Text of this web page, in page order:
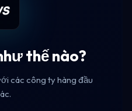
thế nào?
các công ty hàng đầu